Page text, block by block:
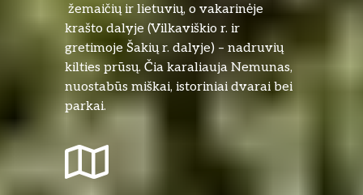
žemaičių ir lietuvių, o vakarinėje
krašto dalyje (Vilkaviškio r. ir
gretimoje Šakių r. dalyje) – nadruvių
kilties prūsų. Čia karaliauja Nemunas,
nuostabūs miškai, istoriniai dvarai bei
parkai.